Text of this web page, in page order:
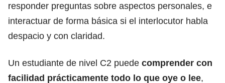
responder preguntas sobre aspectos personales, e
interactuar de forma básica si el interlocutor habla
despacio y con claridad.
Un estudiante de nivel C2 puede comprender con
facilidad prácticamente todo lo que oye o lee,